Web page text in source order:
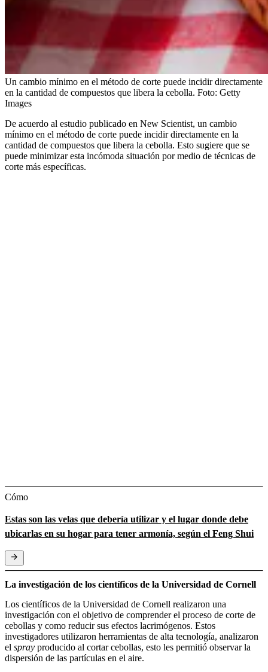
Un cambio mínimo en el método de corte puede incidir directamente
en la cantidad de compuestos que libera la cebolla. Foto: Getty
Images
De acuerdo al estudio publicado en New Scientist, un cambio
mínimo en el método de corte puede incidir directamente en la
cantidad de compuestos que libera la cebolla. Esto sugiere que se
puede minimizar esta incómoda situación por medio de técnicas de
corte más específicas.
Cómo
Estas son las velas que debería utilizar y el lugar donde debe
ubicarlas en su hogar para tener armonía, según el Feng Shui
La investigación de los científicos de la Universidad de Cornell
Los científicos de la Universidad de Cornell realizaron una
investigación con el objetivo de comprender el proceso de corte de
cebollas y como reducir sus efectos lacrimógenos. Estos
investigadores utilizaron herramientas de alta tecnología, analizaron
el spray producido al cortar cebollas, esto les permitió observar la
dispersión de las partículas en el aire.